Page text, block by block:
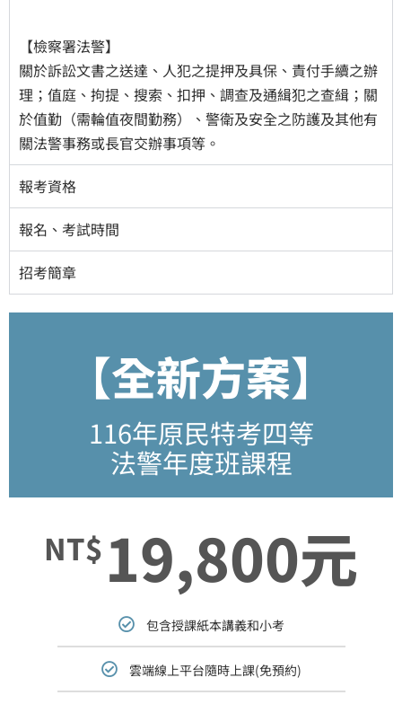
【檢察署法警】
​關於訴訟文書之送達、人犯之提押及具保、責付手續之辦
理；值庭、拘提、搜索、扣押、調查及通緝犯之查緝；關
於值勤（需輪值夜間勤務）、警衛及安全之防護及其他有
關法警事務或長官交辦事項等。
報考資格
報名、考試時間
招考簡章
【全新方案】
116年原民特考四等
法警年度班課程
NT$19,800元
包含授課紙本講義和小考
雲端線上平台隨時上課(免預約)